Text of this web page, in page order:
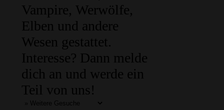
Vampire, Werwölfe,
Elben und andere
Wesen gestattet.
Interesse? Dann melde
dich an und werde ein
Teil von uns!